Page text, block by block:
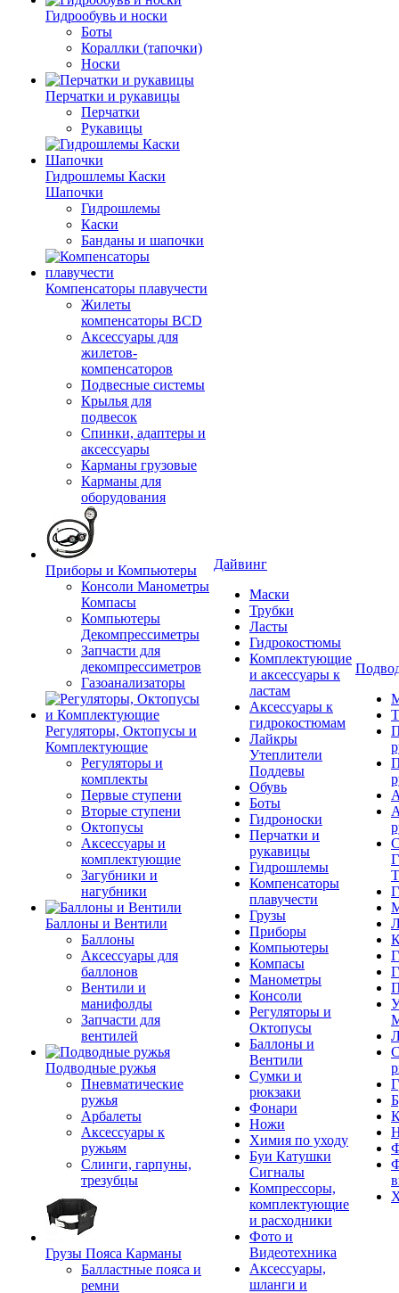
Гидрообувь и носки
Боты
Кораллки (тапочки)
Носки
Перчатки и рукавицы
Перчатки
Рукавицы
Гидрошлемы Каски
Шапочки
Гидрошлемы
Каски
Банданы и шапочки
Компенсаторы плавучести
Жилеты
компенсаторы BCD
Аксессуары для
жилетов-
компенсаторов
Подвесные системы
Крылья для
подвесок
Спинки, адаптеры и
аксессуары
Карманы грузовые
Карманы для
оборудования
Приборы и Компьютеры
Консоли Манометры
Компасы
Компьютеры
Декомпрессиметры
Запчасти для
декомпрессиметров
Газоанализаторы
Регуляторы, Октопусы и
Комплектующие
Регуляторы и
комплекты
Первые ступени
Вторые ступени
Октопусы
Аксессуары и
комплектующие
Загубники и
нагубники
Баллоны и Вентили
Баллоны
Аксессуары для
баллонов
Вентили и
манифолды
Запчасти для
вентилей
Подводные ружья
Пневматические
ружья
Арбалеты
Аксессуары к
ружьям
Слинги, гарпуны,
трезубцы
Грузы Пояса Карманы
Балластные пояса и
ремни
Дайвинг
Маски
Трубки
Ласты
Гидрокостюмы
Комплектующие
и аксессуары к
ластам
Аксессуары к
гидрокостюмам
Лайкры
Утеплители
Поддевы
Обувь
Боты
Гидроноски
Перчатки и
рукавицы
Гидрошлемы
Компенсаторы
плавучести
Грузы
Приборы
Компьютеры
Компасы
Манометры
Консоли
Регуляторы и
Октопусы
Баллоны и
Вентили
Сумки и
рюкзаки
Фонари
Ножи
Химия по уходу
Буи Катушки
Сигналы
Компрессоры,
комплектующие
и расходники
Фото и
Видеотехника
Аксессуары,
шланги и